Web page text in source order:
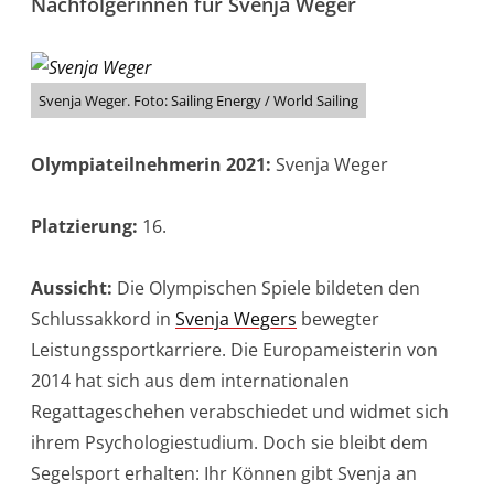
Svenja Weger. Foto: Sailing Energy / World Sailing
Olympiateilnehmerin 2021: Svenja Weger
Platzierung: 16.
Aussicht: Die Olympischen Spiele bildeten den
Schlussakkord in Svenja Wegers bewegter
Leistungssportkarriere. Die Europameisterin von
2014 hat sich aus dem internationalen
Regattageschehen verabschiedet und widmet sich
ihrem Psychologiestudium. Doch sie bleibt dem
Segelsport erhalten: Ihr Können gibt Svenja an